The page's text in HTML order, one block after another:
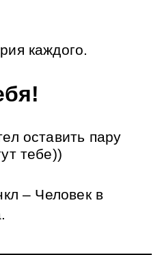
каждого.
оставить пару
тебе))
– Человек в